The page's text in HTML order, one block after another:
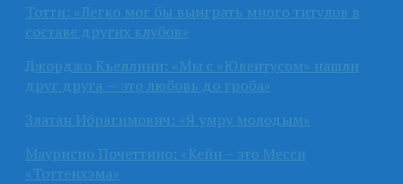
Тотти: «Легко мог бы выиграть много титулов в
составе других клубов»
Джорджо Кьеллини: «Мы с «Ювентусом» нашли
друг друга — это любовь до гроба»
Златан Ибрагимович: «Я умру молодым»
Маурисио Почеттино: «Кейн – это Месси
«Тоттенхэма»